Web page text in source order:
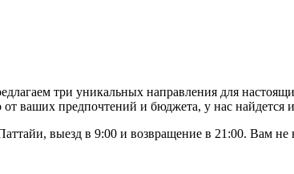
три уникальных направления для
ваших предпочтений и бюджета, у нас найдется
выезд в 9:00 и возвращение в 21:00. Вам